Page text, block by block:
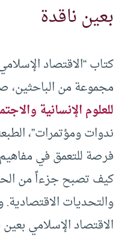
بعين ناقدة
كتاب “الاقتصاد
مجموعة من الباحثين،
للعلوم الإنسانية
فرصة للتعمق في
كيف تصبح جزءاً من
والتحديات
الاقتصاد الإسلامي